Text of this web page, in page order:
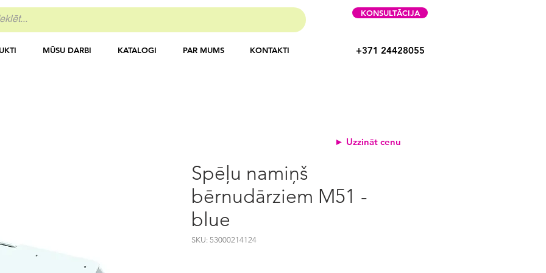
MŪSU DARBI KATALOGI PAR MUMS KONTAKTI
KONSULTĀCIJA
+371 24428055
Spēļu namiņš
bērnudārziem M51 -
blue
SKU: 53000214124
► Uzzināt cenu